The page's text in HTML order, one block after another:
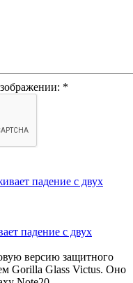
*
падение с двух
версию защитного
Gorilla Glass Victus. Оно